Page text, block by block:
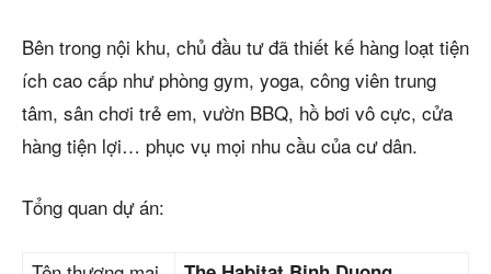
Bên trong nội khu, chủ đầu tư đã thiết kế hàng loạt tiện
ích cao cấp như phòng gym, yoga, công viên trung
tâm, sân chơi trẻ em, vườn BBQ, hồ bơi vô cực, cửa
hàng tiện lợi… phục vụ mọi nhu cầu của cư dân.
Tổng quan dự án: